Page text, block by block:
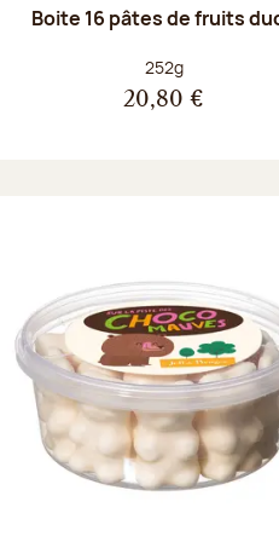
Boite 16 pâtes de fruits
Poids net :
252g
20,80 €